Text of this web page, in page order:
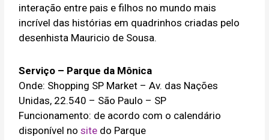
interação entre pais e filhos no mundo mais
incrível das histórias em quadrinhos criadas pelo
desenhista Mauricio de Sousa.
Serviço – Parque da Mônica
Onde: Shopping SP Market – Av. das Nações
Unidas, 22.540 – São Paulo – SP
Funcionamento: de acordo com o calendário
disponível nosite do Parque